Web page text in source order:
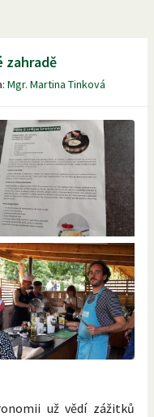
zahradě
Mgr. Martina Tinková
už vědí zážitků